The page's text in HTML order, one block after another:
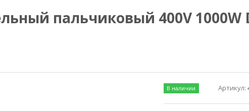
пальчиковый 400V 1000W
В наличии Артикул: